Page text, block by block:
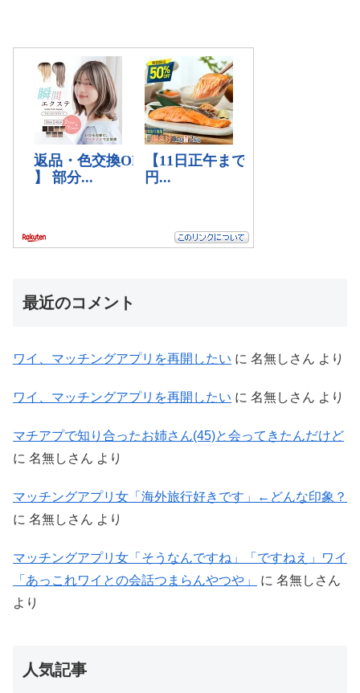
最近のコメント
ワイ、マッチングアプリを再開したい に 名無しさん より
ワイ、マッチングアプリを再開したい に 名無しさん より
マチアプで知り合ったお姉さん(45)と会ってきたんだけど
に 名無しさん より
マッチングアプリ女「海外旅行好きです」←どんな印象？
に 名無しさん より
マッチングアプリ女「そうなんですね」「ですねえ」ワイ
「あっこれワイとの会話つまらんやつや」
に 名無しさん
より
人気記事